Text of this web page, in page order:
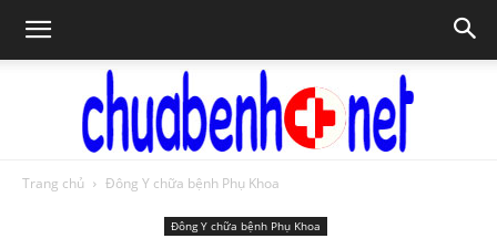
Trang chủ Đông Y chữa bệnh Phụ Khoa
Đông Y chữa bệnh Phụ Khoa